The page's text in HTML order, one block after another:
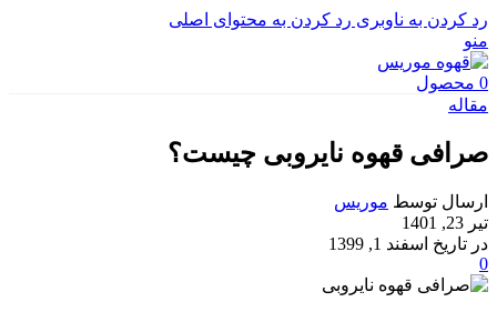
رد کردن به ناوبری رد کردن به محتوای اصلی
منو
0 محصول
مقاله
صرافی قهوه نایروبی چیست؟
ارسال توسط موریس
تیر 23, 1401
در تاریخ اسفند 1, 1399
0